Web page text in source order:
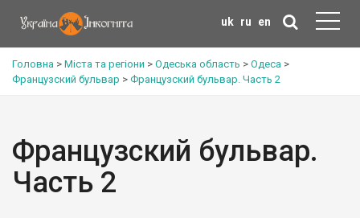
uk ru en
Головна > Міста та регіони > Одеська область > Одеса >
Французский бульвар > Французский бульвар. Часть 2
Французский бульвар.
Часть 2